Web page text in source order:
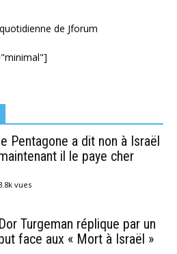
de Jforum
Pentagone a dit non à Israël
il le paye cher
vues
Dor Turgeman réplique par un
face aux « Mort à Israël »